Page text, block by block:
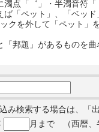
濁点「゛」・半濁音符
ば「ペット」、「ベッ
クを外して「ペット
「邦題」があるものを
み検索する場合は、「
月まで （西暦、